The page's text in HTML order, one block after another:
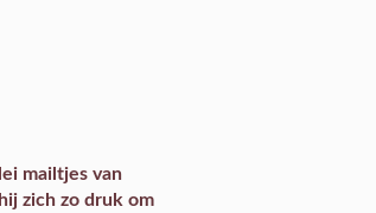
mailtjes van
zich zo druk om